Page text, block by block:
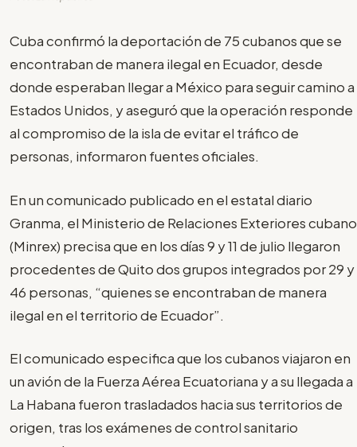
Cuba confirmó la deportación de 75 cubanos que se
encontraban de manera ilegal en Ecuador, desde
donde esperaban llegar a México para seguir camino a
Estados Unidos, y aseguró que la operación responde
al compromiso de la isla de evitar el tráfico de
personas, informaron fuentes oficiales.
En un comunicado publicado en el estatal diario
Granma, el Ministerio de Relaciones Exteriores cubano
(Minrex) precisa que en los días 9 y 11 de julio llegaron
procedentes de Quito dos grupos integrados por 29 y
46 personas, “quienes se encontraban de manera
ilegal en el territorio de Ecuador”.
El comunicado especifica que los cubanos viajaron en
un avión de la Fuerza Aérea Ecuatoriana y a su llegada a
La Habana fueron trasladados hacia sus territorios de
origen, tras los exámenes de control sanitario